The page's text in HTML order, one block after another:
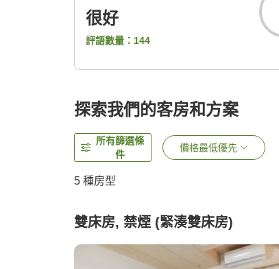
很好
評語數量： 144
探索我們的客房和方案
所有篩選條
件
價格最低優先
5 種房型
雙床房, 禁煙 (緊湊雙床房)